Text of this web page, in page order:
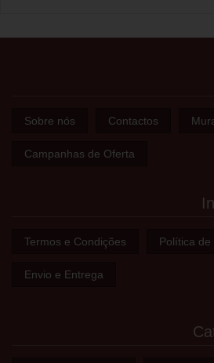
Sobre nós Contactos
Campanhas de Oferta
Termos e Condições Política de
Envio e Entrega